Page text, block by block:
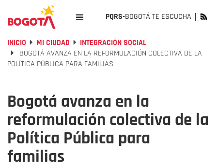
PQRS-BOGOTÁ TE ESCUCHA
INICIO MI CIUDAD
INTEGRACIÓN SOCIAL
BOGOTÁ AVANZA EN LA REFORMULACIÓN COLECTIVA DE LA
POLÍTICA PÚBLICA PARA FAMILIAS
Bogotá avanza en la
reformulación colectiva de la
Política Pública para
familias